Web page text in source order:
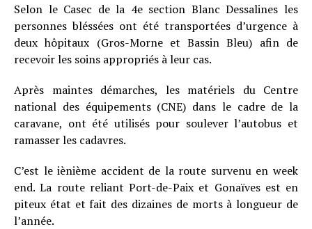
Selon le Casec de la 4e section Blanc Dessalines les
personnes bléssées ont été transportées d’urgence à
deux hôpitaux (Gros-Morne et Bassin Bleu) afin de
recevoir les soins appropriés à leur cas.
Après maintes démarches, les matériels du Centre
national des équipements (CNE) dans le cadre de la
caravane, ont été utilisés pour soulever l’autobus et
ramasser les cadavres.
C’est le iènième accident de la route survenu en week
end. La route reliant Port-de-Paix et Gonaïves est en
piteux état et fait des dizaines de morts à longueur de
l’année.